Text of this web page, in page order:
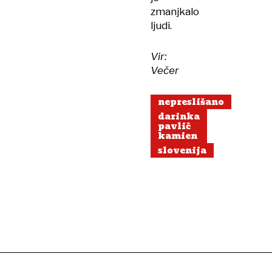
zmanjkalo
ljudi.
Vir:
Večer
nepreslišano
darinka
pavlič
kamien
slovenija